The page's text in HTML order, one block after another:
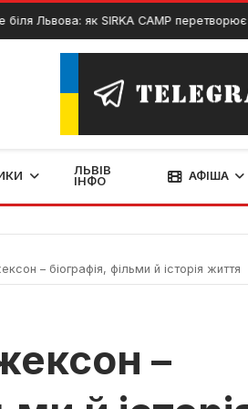
як SIRKA CAMP перетворює
ЛЬВІВ
ІНФО
АФІША
– біографія, фільми й історія життя
–